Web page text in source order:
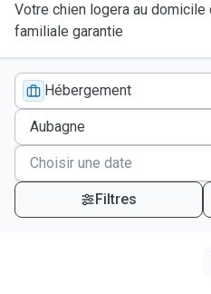
Votre chien logera au domicile
familiale garantie
Hébergement
Filtres